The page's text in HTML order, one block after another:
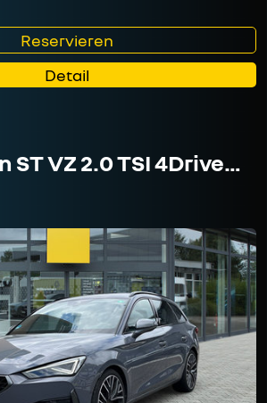
Reservieren
Detail
ST VZ 2.0 TSI 4Drive…